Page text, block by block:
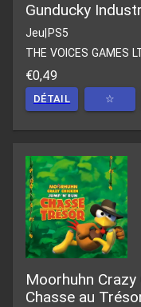
Gunducky
Jeu PS5
THE VOICES GAMES
€0,49
DÉTAIL ☆
Moorhuhn
Chasse au